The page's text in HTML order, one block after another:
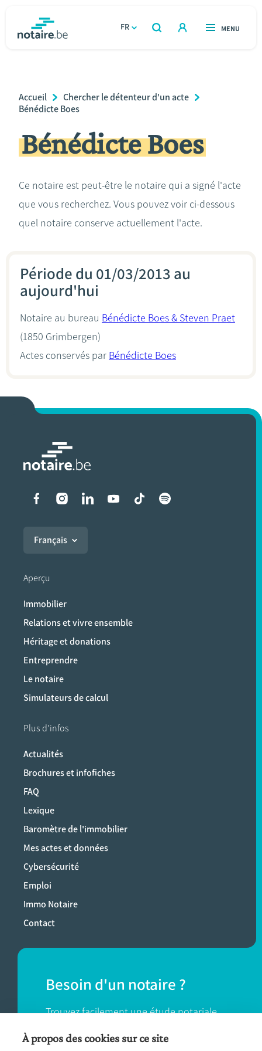
FR
OUVERT
RECHERCHER
OUVERT
MENU
Relations et vivre ensemble
Héritage et donations
Le notaire
Breadcrumb
Accueil
Chercher le détenteur d'un acte
Bénédicte Boes
Bénédicte Boes
Ce notaire est peut-être le notaire qui a signé l'acte
que vous recherchez. Vous pouvez voir ci-dessous
quel notaire conserve actuellement l'acte.
Période du 01/03/2013 au
aujourd'hui
Notaire au bureau Bénédicte Boes & Steven Praet
(1850 Grimbergen)
Actes conservés par Bénédicte Boes
Liens vers les réseaux
Français
Aperçu
Immobilier
Relations et vivre ensemble
Héritage et donations
Entreprendre
Le notaire
Simulateurs de calcul
Plus d'infos
Actualités
Brochures et infofiches
FAQ
Lexique
Baromètre de l'immobilier
Mes actes et données
Cybersécurité
Emploi
Immo Notaire
Contact
Besoin d'un notaire ?
Trouvez facilement une étude notariale
près de chez vous.
À propos des cookies sur ce site